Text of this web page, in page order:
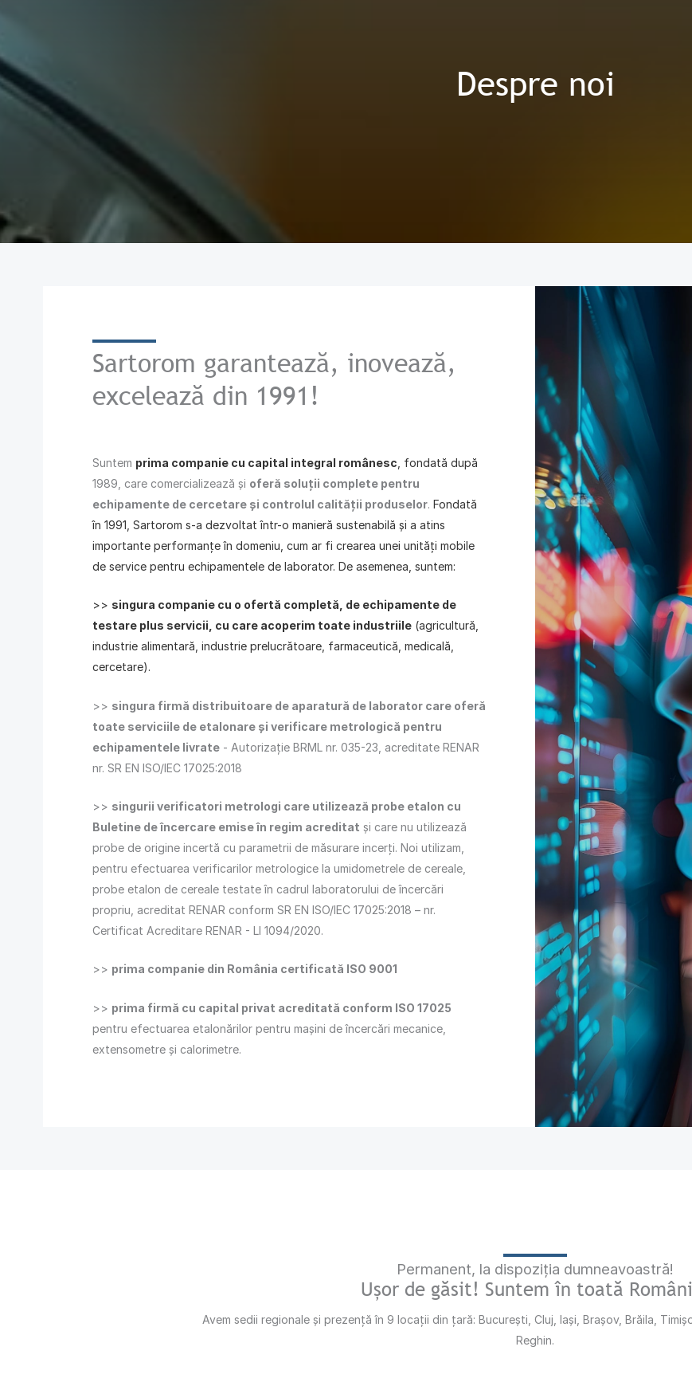
Despre noi
Sartorom garantează, inovează,
excelează din 1991!
Suntem prima companie cu capital integral românesc , fondată după
1989, care comercializează și oferă soluții complete pentru
echipamente de cercetare și controlul calității produselor. Fondată
în 1991, Sartorom s-a dezvoltat într-o manieră sustenabilă și a atins
importante performanțe în domeniu, cum ar fi crearea unei unități mobile
de service pentru echipamentele de laborator. Deasemenea, suntem:
>> singura companie cu o ofertă completă, de echipamente de
testare plus servicii, cu care acoperim toate industriile(agricultură,
industrie alimentară, industrie prelucrătoare, farmaceutică, medicală,
cercetare).
>> singura firmă distribuitoare de aparatură de laborator care oferă
toate serviciile de etalonare şi verificare metrologică pentru
echipamentele livrate- Autorizație BRML nr. 035-23, acreditate RENAR
nr. SR EN ISO/IEC 17025:2018
>> singurii verificatori metrologi care utilizează probe etalon cu
Buletine de încercare emise în regim acreditat și care nu utilizează
probe de origine incertă cu parametrii de măsurare incerți. Noi utilizam,
pentru efectuarea verificarilor metrologice la umidometrele de cereale,
probe etalon de cereale testate în cadrul laboratorului de încercări
propriu, acreditat RENAR conform SR EN ISO/IEC 17025:2018 – nr.
Certificat Acreditare RENAR - LI 1094/2020.
>> prima companie din România certificată ISO 9001
>> prima firmă cu capital privat acreditată conform ISO 17025
pentru efectuarea etalonărilor pentru maşini de încercări mecanice,
extensometre şi calorimetre.
Permanent, la dispoziția dumneavoastră!
Ușor de găsit! Suntem în toată
Avem sedii regionale și prezență în 9 locații din țară: București, Cluj, Iași, Brașov, Brăila,
Reghin.